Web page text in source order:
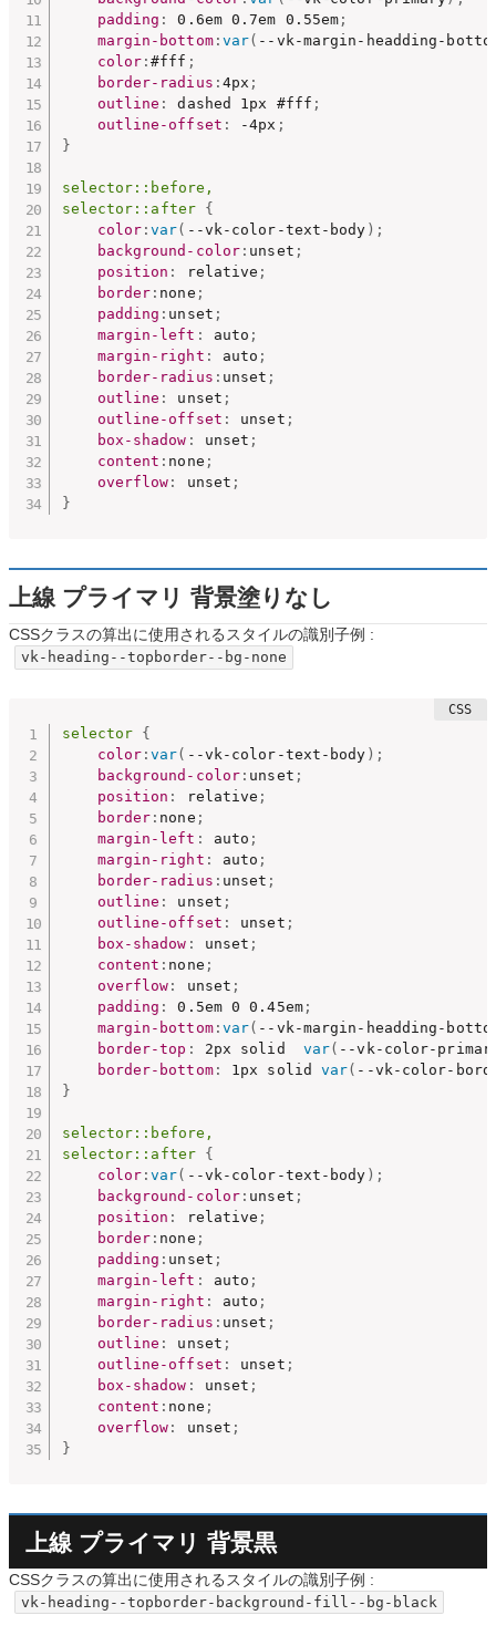
padding : 0.6em 0.7em 0.55em ;
margin-bottom: var( --vk-margin-headding-
color :#fff ;
border-radius : 4px ;
outline : dashed 1px #fff ;
outline-offset : -4px ;
}
selector::before,
selector::after {
color :var( --vk-color-text-body ) ;
background-color : unset ;
position : relative ;
border : none ;
padding : unset ;
margin-left : auto ;
margin-right : auto ;
border-radius : unset ;
outline : unset ;
outline-offset : unset ;
box-shadow : unset ;
content : none ;
overflow : unset ;
}
上線 プライマリ 背景塗りなし
CSSクラスの算出に使用されるスタイルの識別子例 :
vk-heading--topborder--bg-none
selector {
color :var( --vk-color-text-body ) ;
background-color : unset ;
position : relative ;
border : none ;
margin-left : auto ;
margin-right : auto ;
border-radius : unset ;
outline : unset ;
outline-offset : unset ;
box-shadow : unset ;
content : none ;
overflow : unset ;
padding : 0.5em 0 0.45em;
margin-bottom: var( --vk-margin-headding-
border-top : 2px solid var( --vk-color-
border-bottom: 1px solid var( --vk-color-
}
selector::before,
selector::after {
color :var( --vk-color-text-body ) ;
background-color : unset ;
position : relative ;
border : none ;
padding : unset ;
margin-left : auto ;
margin-right : auto ;
border-radius : unset ;
outline : unset ;
outline-offset : unset ;
box-shadow : unset ;
content : none ;
overflow : unset ;
}
上線 プライマリ 背景黒
CSSクラスの算出に使用されるスタイルの識別子例 :
vk-heading--topborder-background-fill--bg-black